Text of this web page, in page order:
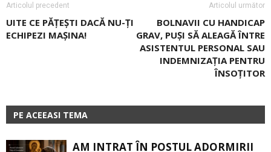
Articolul precedent
UITE CE PĂȚEȘTI DACĂ NU-ȚI
ECHIPEZI MAȘINA!
Articolul următor
BOLNAVII CU HANDICAP
GRAV, PUȘI SĂ ALEAGĂ ÎNTRE
ASISTENTUL PERSONAL SAU
INDEMNIZAȚIA PENTRU
ÎNSOȚITOR
PE ACEEASI TEMA
AM INTRAT ÎN POSTUL ADORMIRII